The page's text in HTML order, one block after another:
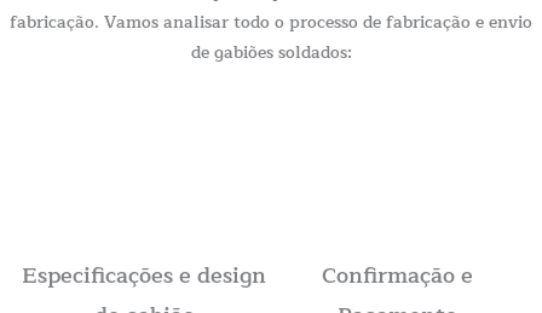
fabricação. Vamos analisar todo o processo de fabricação e envio
de gabiões soldados:
Especificações e design
Confirmação e